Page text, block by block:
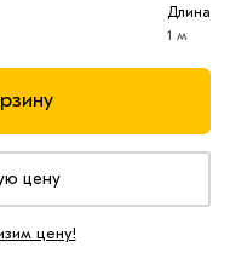
Длина
1 м
цену
цену!